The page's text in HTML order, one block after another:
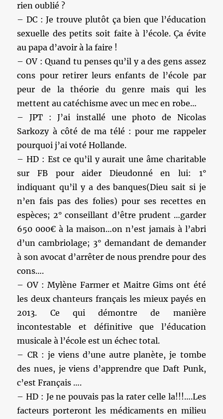
rien oublié ?
– DC : Je trouve plutôt ça bien que l’éducation
sexuelle des petits soit faite à l’école. Ça évite
au papa d’avoir à la faire !
– OV : Quand tu penses qu’il y a des gens assez
cons pour retirer leurs enfants de l’école par
peur de la théorie du genre mais qui les
mettent au catéchisme avec un mec en robe…
– JPT : J’ai installé une photo de Nicolas
Sarkozy à côté de ma télé : pour me rappeler
pourquoi j’ai voté Hollande.
– HD : Est ce qu’il y aurait une âme charitable
sur FB pour aider Dieudonné en lui: 1°
indiquant qu’il y a des banques(Dieu sait si je
n’en fais pas des folies) pour ses recettes en
espèces; 2° conseillant d’être prudent …garder
650 000€ à la maison…on n’est jamais à l’abri
d’un cambriolage; 3° demandant de demander
à son avocat d’arrêter de nous prendre pour des
cons….
– OV : Mylène Farmer et Maitre Gims ont été
les deux chanteurs français les mieux payés en
2013. Ce qui démontre de manière
incontestable et définitive que l’éducation
musicale à l’école est un échec total.
– CR : je viens d’une autre planète, je tombe
des nues, je viens d’apprendre que Daft Punk,
c’est Français ….
– HD : Je ne pouvais pas la rater celle la!!!….Les
facteurs porteront les médicaments en milieu